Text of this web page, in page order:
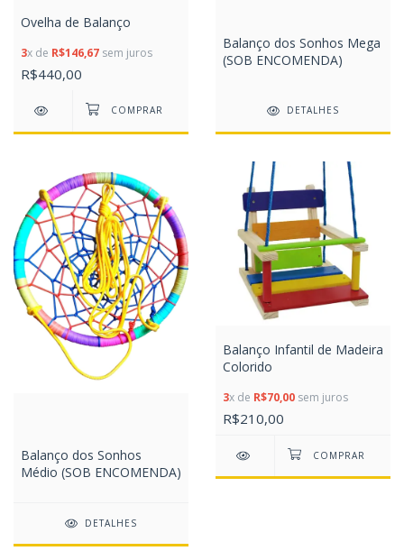
Ovelha de Balanço
3x de R$146,67 sem juros
R$440,00
Balanço dos Sonhos Mega
(SOB ENCOMENDA)
DETALHES
Balanço dos Sonhos
Médio (SOB ENCOMENDA)
DETALHES
Balanço Infantil de Madeira
Colorido
3x de R$70,00 sem juros
R$210,00